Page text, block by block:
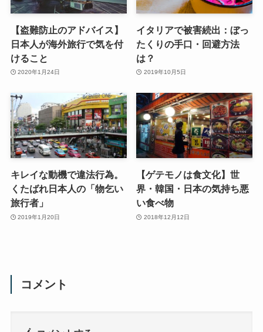
【盗難防止のアドバイス】
日本人が海外旅行で気を付
けること
2020年1月24日
イタリアで被害続出：ぼっ
たくりの手口・回避方法
は？
2019年10月5日
キレイな動機で違法行為。
くたばれ日本人の「物乞い
旅行者」
2019年1月20日
【ゲテモノは食文化】世
界・韓国・日本の気持ち悪
い食べ物
2018年12月12日
コメント